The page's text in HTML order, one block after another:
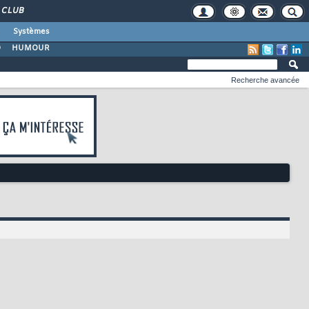
CLUB
Systèmes
HUMOUR
Recherche avancée